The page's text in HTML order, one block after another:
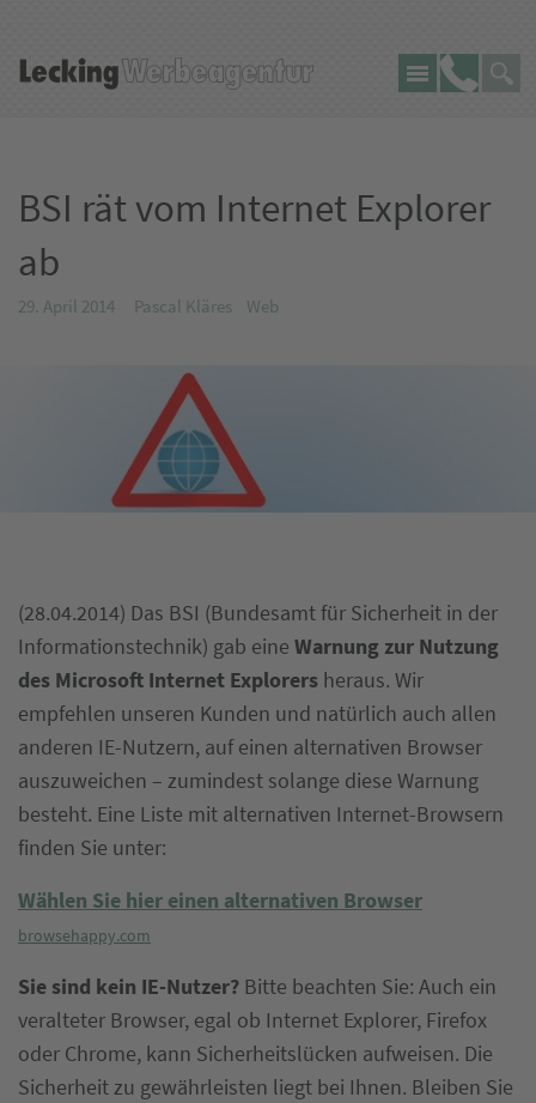
Lecking
Telefon:
Seite
BSI rät vom Internet Explorer
ab
29. April 2014 Pascal Kläres Web
(28.04.2014) Das BSI (Bundesamt für Sicherheit in der
Informationstechnik) gab eine Warnung zur Nutzung
des Microsoft Internet Explorers heraus. Wir
empfehlen unseren Kunden und natürlich auch allen
anderen IE-Nutzern, auf einen alternativen Browser
auszuweichen – zumindest solange diese Warnung
besteht. Eine Liste mit alternativen Internet-Browsern
finden Sie unter:
Wählen Sie hier einen alternativen Browser
browsehappy.com
Sie sind kein IE-Nutzer? Bitte beachten Sie: Auch ein
veralteter Browser, egal ob Internet Explorer, Firefox
oder Chrome, kann Sicherheitslücken aufweisen. Die
Sicherheit zu gewährleisten liegt bei Ihnen. Bleiben Sie